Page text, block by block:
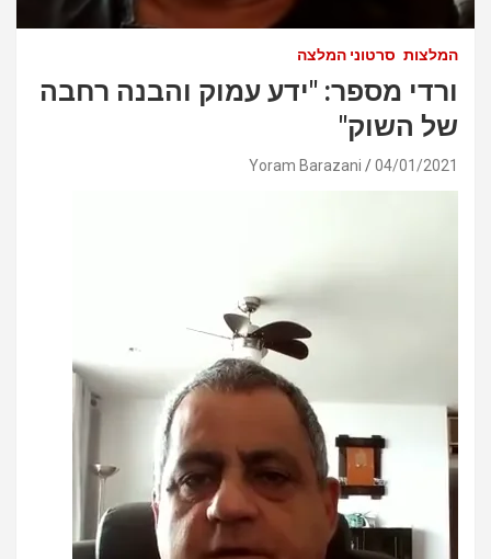
המלצות סרטוני המלצה
ורדי מספר: "ידע עמוק והבנה רחבה
של השוק"
04/01/2021
Yoram Barazani